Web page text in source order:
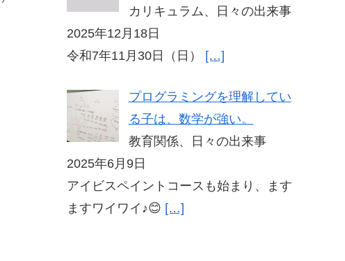
カリキュラム、日々の出来事
2025年12月18日
令和7年11月30日（日） […]
プログラミングを理解してい
る子は、数学が強い。
教育関係、日々の出来事
2025年6月9日
アイビスペイントコースも始まり、ます
ますワイワイ♪😊 […]